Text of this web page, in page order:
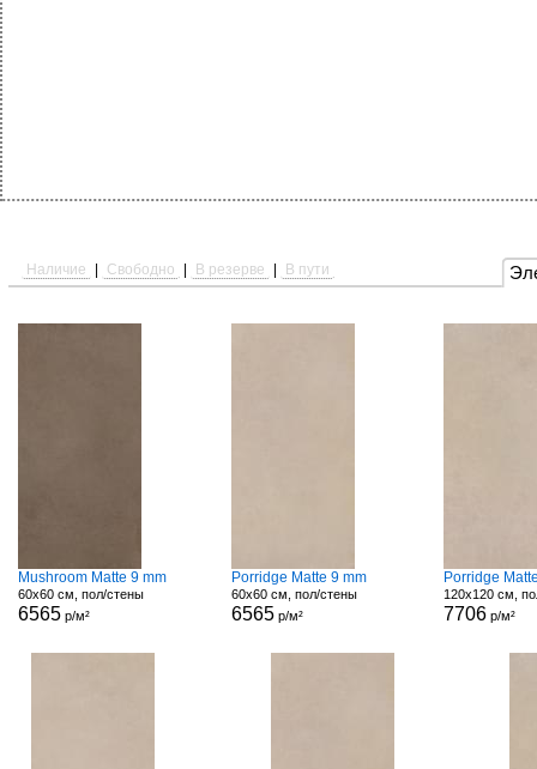
Наличие Свободно В резерве В пути
Mushroom Matte 9 mm
60x60 см, пол/стены
6565 р/м²
Porridge Matte 9 mm
60x60 см, пол/стены
6565р/м²
Porridge
120x120 см,
7706р/м²